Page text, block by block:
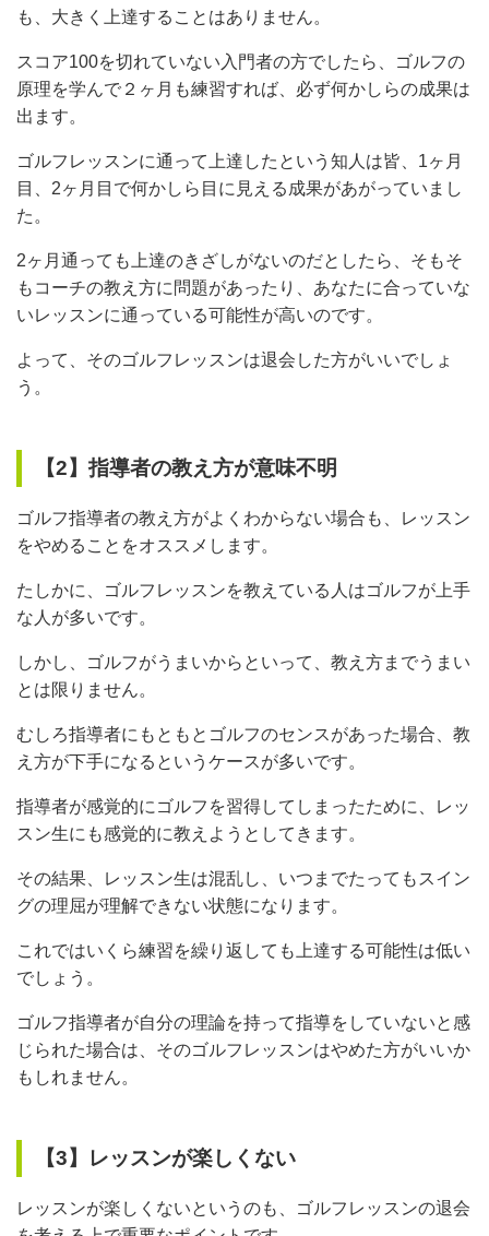
も、大きく上達することはありません。
スコア100を切れていない入門者の方でしたら、ゴルフの
原理を学んで２ヶ月も練習すれば、必ず何かしらの成果は
出ます。
ゴルフレッスンに通って上達したという知人は皆、1ヶ月
目、2ヶ月目で何かしら目に見える成果があがっていまし
た。
2ヶ月通っても上達のきざしがないのだとしたら、そもそ
もコーチの教え方に問題があったり、あなたに合っていな
いレッスンに通っている可能性が高いのです。
よって、そのゴルフレッスンは退会した方がいいでしょ
う。
【2】指導者の教え方が意味不明
ゴルフ指導者の教え方がよくわからない場合も、レッスン
をやめることをオススメします。
たしかに、ゴルフレッスンを教えている人はゴルフが上手
な人が多いです。
しかし、ゴルフがうまいからといって、教え方までうまい
とは限りません。
むしろ指導者にもともとゴルフのセンスがあった場合、教
え方が下手になるというケースが多いです。
指導者が感覚的にゴルフを習得してしまったために、レッ
スン生にも感覚的に教えようとしてきます。
その結果、レッスン生は混乱し、いつまでたってもスイン
グの理屈が理解できない状態になります。
これではいくら練習を繰り返しても上達する可能性は低い
でしょう。
ゴルフ指導者が自分の理論を持って指導をしていないと感
じられた場合は、そのゴルフレッスンはやめた方がいいか
もしれません。
【3】レッスンが楽しくない
レッスンが楽しくないというのも、ゴルフレッスンの退会